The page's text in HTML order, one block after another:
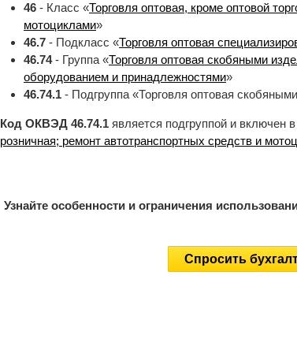
46 - Класс «Торговля оптовая, кроме оптовой
мотоциклами»
46.7 - Подкласс «Торговля оптовая
46.74- Группа «Торговля оптовая скобяными
оборудованием и принадлежностями»
46.74.1 - Подгруппа «Торговля оптовая
Код ОКВЭД 46.74.1 является подгруппой и включен в
розничная; ремонт автотранспортных средств и
Узнайте особенности и ограничения
Спросить